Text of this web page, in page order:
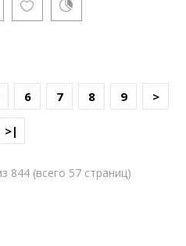
6 7 8 9 >
>|
844 (всего 57 страниц)